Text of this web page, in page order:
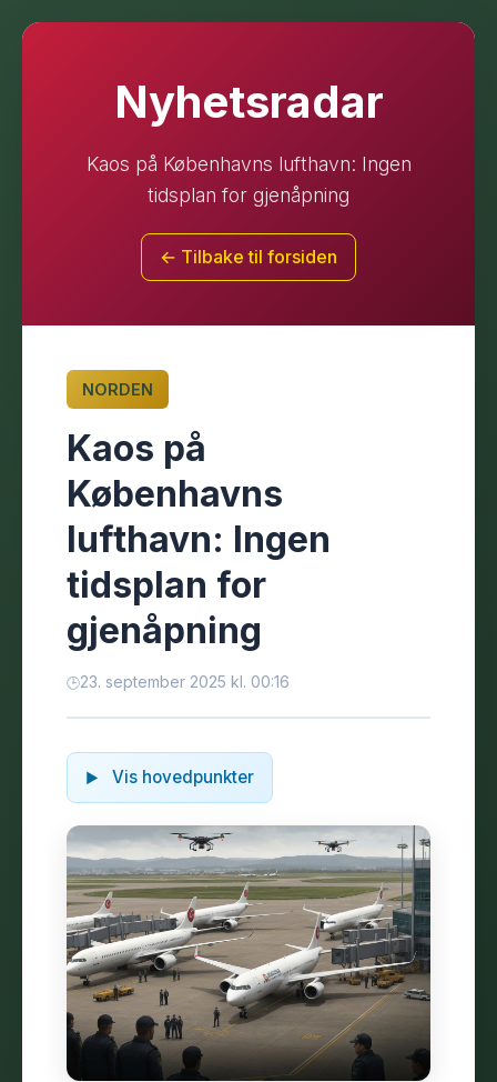
Nyhetsradar
Kaos på Københavns lufthavn: Ingen
tidsplan for gjenåpning
← Tilbake til forsiden
NORDEN
Kaos på
Københavns
lufthavn: Ingen
tidsplan for
gjenåpning
23. september 2025 kl. 00:16
Vis hovedpunkter